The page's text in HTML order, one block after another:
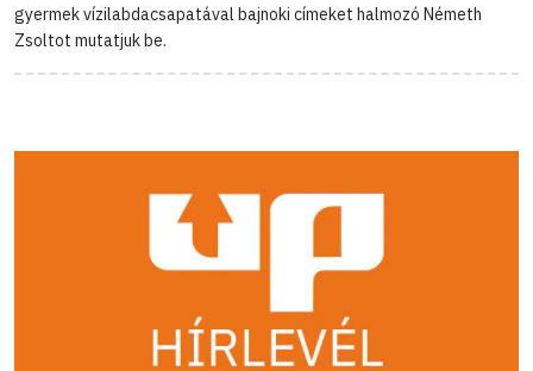
gyermek vízilabdacsapatával bajnoki címeket halmozó Németh
Zsoltot mutatjuk be.